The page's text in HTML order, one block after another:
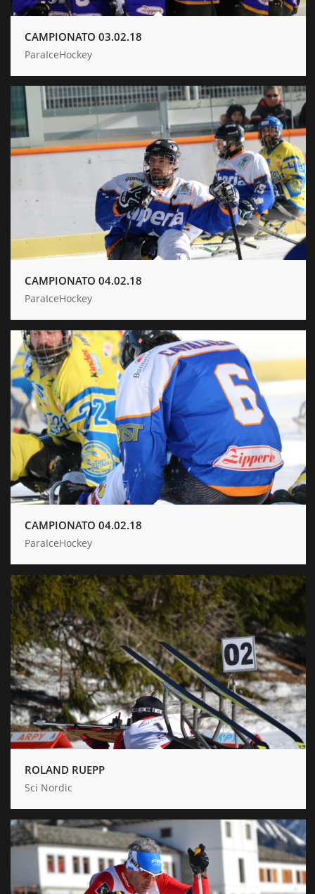
CAMPIONATO 03.02.18
ParaIceHockey
CAMPIONATO 04.02.18
ParaIceHockey
CAMPIONATO 04.02.18
ParaIceHockey
ROLAND RUEPP
Sci Nordic